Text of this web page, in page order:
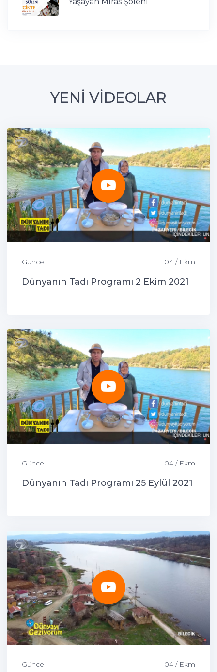
YENİ VİDEOLAR
Güncel 04 / Ekm
Dünyanın Tadı Programı 2 Ekim 2021
Güncel 04 / Ekm
Dünyanın Tadı Programı 25 Eylül 2021
Güncel 04 / Ekm